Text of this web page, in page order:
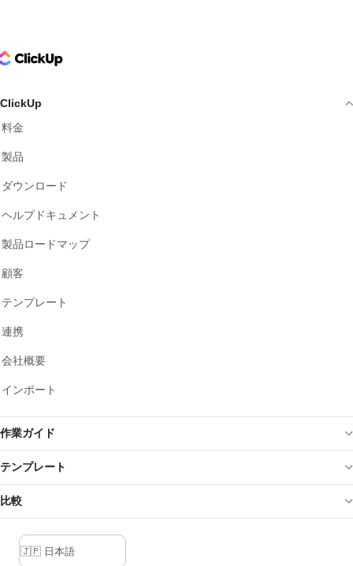
Logo
ClickUp
料金
製品
ダウンロード
ヘルプドキュメント
製品ロードマップ
顧客
テンプレート
連携
会社概要
インポート
作業ガイド
テンプレート
比較